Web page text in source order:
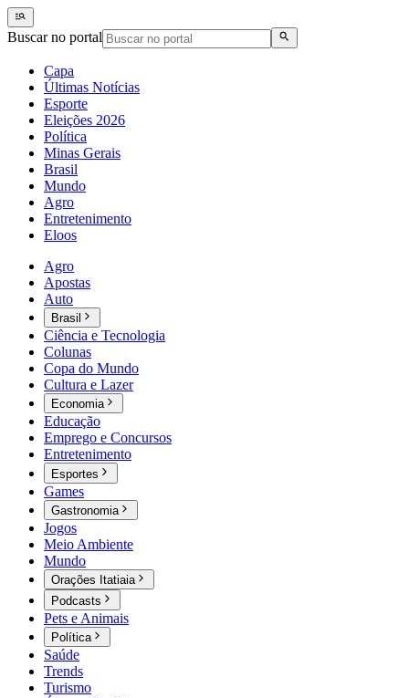
Buscar no portal
Capa
Últimas Notícias
Esporte
Eleições 2026
Política
Minas Gerais
Brasil
Mundo
Agro
Entretenimento
Eloos
Agro
Apostas
Auto
Brasil
Ciência e Tecnologia
Colunas
Copa do Mundo
Cultura e Lazer
Economia
Educação
Emprego e Concursos
Entretenimento
Esportes
Games
Gastronomia
Jogos
Meio Ambiente
Mundo
Orações Itatiaia
Podcasts
Pets e Animais
Política
Saúde
Trends
Turismo